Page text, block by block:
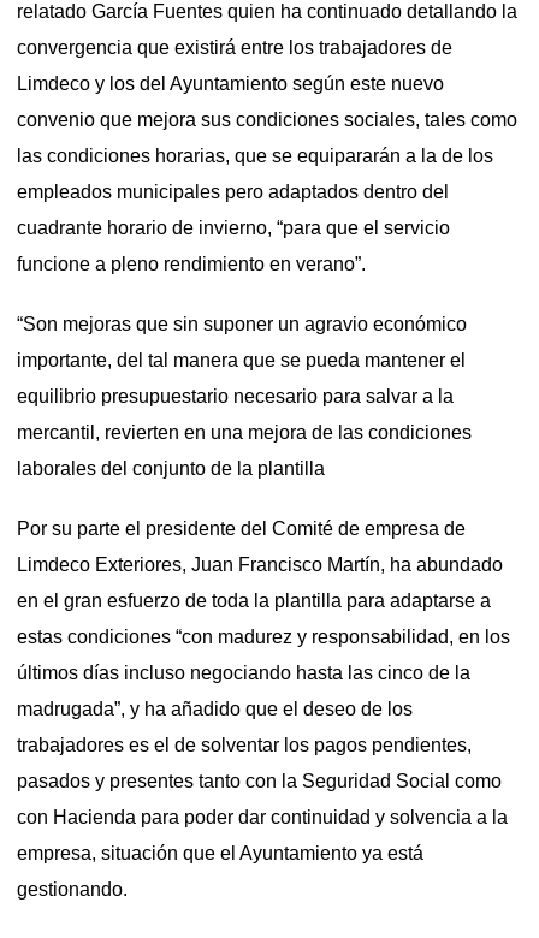
relatado García Fuentes quien ha continuado detallando la
convergencia que existirá entre los trabajadores de
Limdeco y los del Ayuntamiento según este nuevo
convenio que mejora sus condiciones sociales, tales como
las condiciones horarias, que se equipararán a la de los
empleados municipales pero adaptados dentro del
cuadrante horario de invierno, “para que el servicio
funcione a pleno rendimiento en verano”.
“Son mejoras que sin suponer un agravio económico
importante, del tal manera que se pueda mantener el
equilibrio presupuestario necesario para salvar a la
mercantil, revierten en una mejora de las condiciones
laborales del conjunto de la plantilla
Por su parte el presidente del Comité de empresa de
Limdeco Exteriores, Juan Francisco Martín, ha abundado
en el gran esfuerzo de toda la plantilla para adaptarse a
estas condiciones “con madurez y responsabilidad, en los
últimos días incluso negociando hasta las cinco de la
madrugada”, y ha añadido que el deseo de los
trabajadores es el de solventar los pagos pendientes,
pasados y presentes tanto con la Seguridad Social como
con Hacienda para poder dar continuidad y solvencia a la
empresa, situación que el Ayuntamiento ya está
gestionando.